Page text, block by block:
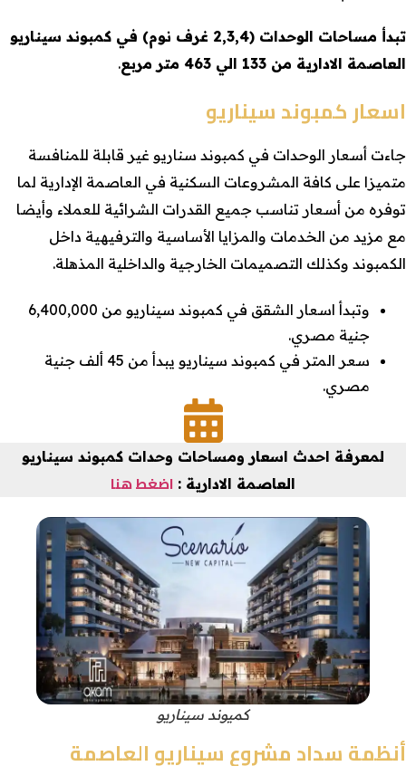
تبدأ مساحات الوحدات (2,3,4 غرف نوم) في كمبوند سيناريو
العاصمة الادارية من 133 الي 463 متر مربع
.
اسعار كمبوند سيناريو
جاءت أسعار الوحدات في كمبوند سناريو غير قابلة للمنافسة
متميزا على كافة المشروعات السكنية في العاصمة الإدارية لما
توفره من أسعار تناسب جميع القدرات الشرائية للعملاء وأيضا
مع مزيد من الخدمات والمزايا الأساسية والترفيهية داخل
الكمبوند وكذلك التصميمات الخارجية والداخلية المذهلة.
وتبدأ اسعار الشقق في كمبوند سيناريو من 6,400,000
جنية مصري.
سعر المتر في كمبوند سيناريو يبدأ من 45 ألف جنية
مصري.
لمعرفة احدث اسعار ومساحات وحدات كمبوند سيناريو
العاصمة الادارية : اضغط هنا
كميوند سيناريو
أنظمة سداد مشروع سيناريو العاصمة